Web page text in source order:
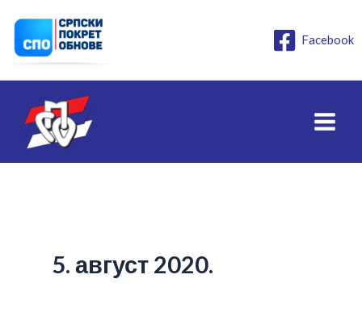
садржај
Facebook
5. август 2020.